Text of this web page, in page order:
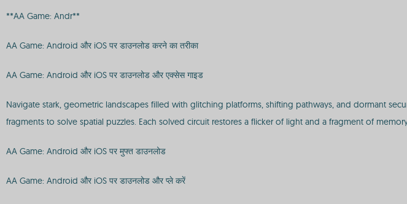
**AA Game: Andr**
AA Game: Android और iOS पर डाउनलोड करने का तरीका
AA Game: Android और iOS पर डाउनलोड और एक्सेस गाइड
Navigate stark, geometric landscapes filled with glitching platforms, shifting pathways, and dormant
fragments to solve spatial puzzles. Each solved circuit restores a flicker of light and a fragment of
AA Game: Android और iOS पर मुफ्त डाउनलोड
AA Game: Android और iOS पर डाउनलोड और प्ले करें